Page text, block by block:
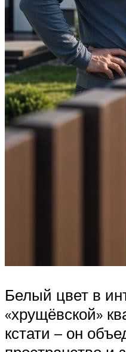
Белый цвет в
«хрущёвской»
кстати – он